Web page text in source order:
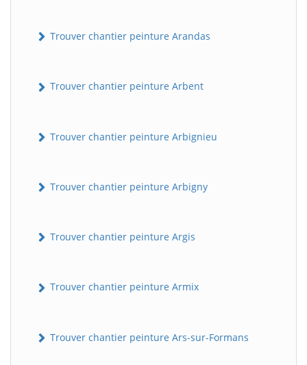
Trouver chantier peinture Arandas
Trouver chantier peinture Arbent
Trouver chantier peinture Arbignieu
Trouver chantier peinture Arbigny
Trouver chantier peinture Argis
Trouver chantier peinture Armix
Trouver chantier peinture Ars-sur-Formans